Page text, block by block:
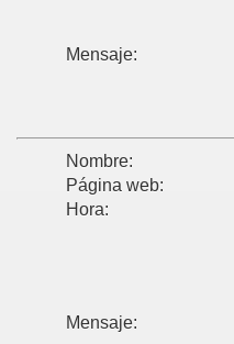
Mensaje:
Nombre:
Página web:
Hora:
Mensaje: